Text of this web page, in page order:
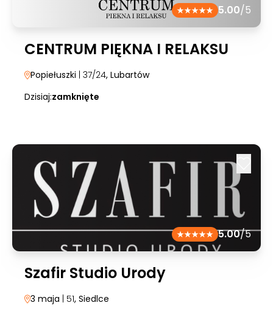
5.00/5
CENTRUM PIĘKNA I RELAKSU
Popiełuszki | 37/24, Lubartów
Dzisiaj:zamknięte
5.00/5
Szafir Studio Urody
3 maja | 51, Siedlce